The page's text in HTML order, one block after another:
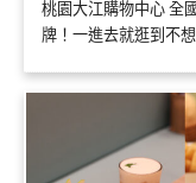
桃園大江購物中心 全
牌！一進去就逛到不